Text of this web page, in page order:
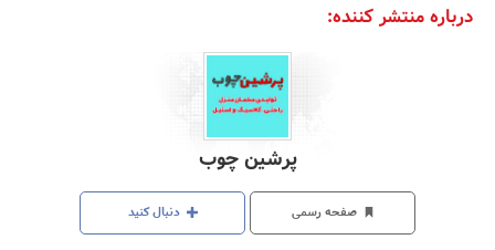
درباره منتشر کننده:
پرشین چوب
صفحه رسمی دنبال کنید